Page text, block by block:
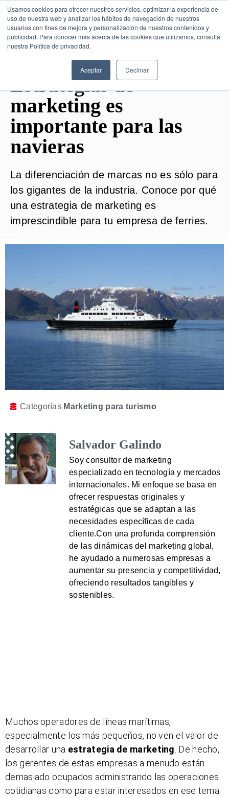
Usamos cookies para ofrecer nuestros servicios, optimizar la experiencia de
uso de nuestra web y analizar los hábitos de navegación de nuestros
usuarios con fines de mejora y personalización de nuestros contenidos y
publicidad. Para conocer más acerca de las cookies que utilizamos, consulta
nuestra Política de privacidad.
Aceptar Declinar
SESIÓN DE CONSULTORÍA GRATUITA
Estrategias de
marketing es
importante para las
navieras
La diferenciación de marcas no es sólo para
los gigantes de la industria. Conoce por qué
una estrategia de marketing es
imprescindible para tu empresa de ferries.
Categorías Marketing para turismo
Salvador Galindo
Soy consultor de marketing
especializado en tecnología y mercados
internacionales. Mi enfoque se basa en
ofrecer respuestas originales y
estratégicas que se adaptan a las
necesidades específicas de cada
cliente.Con una profunda comprensión
de las dinámicas del marketing global,
he ayudado a numerosas empresas a
aumentar su presencia y competitividad,
ofreciendo resultados tangibles y
sostenibles.
Muchos operadores de líneas marítimas,
especialmente los más pequeños, no ven el valor de
desarrollar una estrategia de marketing . De hecho,
los gerentes de estas empresas a menudo están
demasiado ocupados administrando las operaciones
cotidianas como para estar interesados en ese tema.